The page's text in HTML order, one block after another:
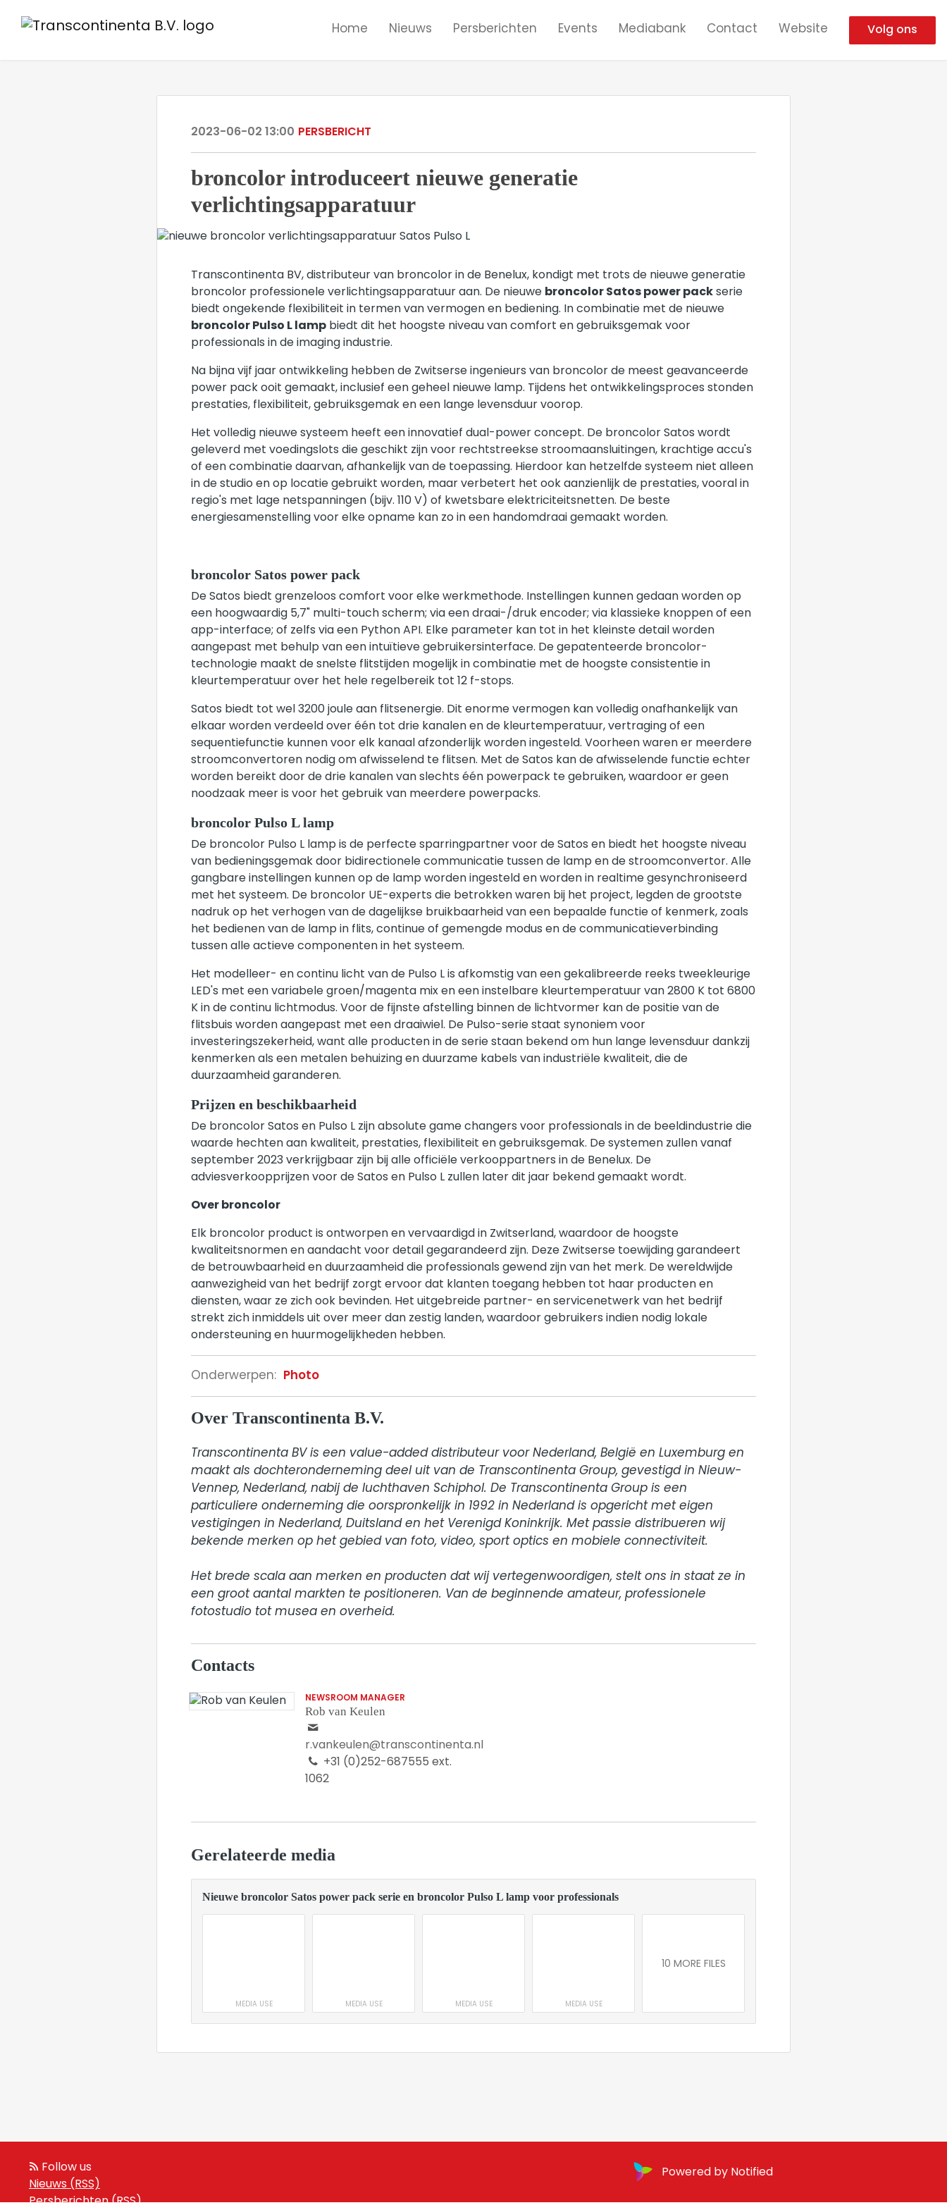
Home Nieuws Persberichten Events Mediabank Contact Website Volg ons
2023-06-02 13:00 PERSBERICHT
broncolor introduceert nieuwe generatie
verlichtingsapparatuur
Transcontinenta BV, distributeur van broncolor in de Benelux, kondigt met trots de nieuwe generatie
broncolor professionele verlichtingsapparatuur aan. De nieuwe broncolor Satos power pack serie
biedt ongekende flexibiliteit in termen van vermogen en bediening. In combinatie met de nieuwe
broncolor Pulso L lamp biedt dit het hoogste niveau van comfort en gebruiksgemak voor
professionals in de imaging industrie.
Na bijna vijf jaar ontwikkeling hebben de Zwitserse ingenieurs van broncolor de meest geavanceerde
power pack ooit gemaakt, inclusief een geheel nieuwe lamp. Tijdens het ontwikkelingsproces stonden
prestaties, flexibiliteit, gebruiksgemak en een lange levensduur voorop.
Het volledig nieuwe systeem heeft een innovatief dual-power concept. De broncolor Satos wordt
geleverd met voedingslots die geschikt zijn voor rechtstreekse stroomaansluitingen, krachtige accu's
of een combinatie daarvan, afhankelijk van de toepassing. Hierdoor kan hetzelfde systeem niet alleen
in de studio en op locatie gebruikt worden, maar verbetert het ook aanzienlijk de prestaties, vooral in
regio's met lage netspanningen (bijv. 110 V) of kwetsbare elektriciteitsnetten. De beste
energiesamenstelling voor elke opname kan zo in een handomdraai gemaakt worden.
broncolor Satos power pack
De Satos biedt grenzeloos comfort voor elke werkmethode. Instellingen kunnen gedaan worden op
een hoogwaardig 5,7" multi-touch scherm; via een draai-/druk encoder; via klassieke knoppen of een
app-interface; of zelfs via een Python API. Elke parameter kan tot in het kleinste detail worden
aangepast met behulp van een intuïtieve gebruikersinterface. De gepatenteerde broncolor-
technologie maakt de snelste flitstijden mogelijk in combinatie met de hoogste consistentie in
kleurtemperatuur over het hele regelbereik tot 12 f-stops.
Satos biedt tot wel 3200 joule aan flitsenergie. Dit enorme vermogen kan volledig onafhankelijk van
elkaar worden verdeeld over één tot drie kanalen en de kleurtemperatuur, vertraging of een
sequentiefunctie kunnen voor elk kanaal afzonderlijk worden ingesteld. Voorheen waren er meerdere
stroomconvertoren nodig om afwisselend te flitsen. Met de Satos kan de afwisselende functie echter
worden bereikt door de drie kanalen van slechts één powerpack te gebruiken, waardoor er geen
noodzaak meer is voor het gebruik van meerdere powerpacks.
broncolor Pulso L lamp
De broncolor Pulso L lamp is de perfecte sparringpartner voor de Satos en biedt het hoogste niveau
van bedieningsgemak door bidirectionele communicatie tussen de lamp en de stroomconvertor. Alle
gangbare instellingen kunnen op de lamp worden ingesteld en worden in realtime gesynchroniseerd
met het systeem. De broncolor UE-experts die betrokken waren bij het project, legden de grootste
nadruk op het verhogen van de dagelijkse bruikbaarheid van een bepaalde functie of kenmerk, zoals
het bedienen van de lamp in flits, continue of gemengde modus en de communicatieverbinding
tussen alle actieve componenten in het systeem.
Het modelleer- en continu licht van de Pulso L is afkomstig van een gekalibreerde reeks tweekleurige
LED's met een variabele groen/magenta mix en een instelbare kleurtemperatuur van 2800 K tot 6800
K in de continu lichtmodus. Voor de fijnste afstelling binnen de lichtvormer kan de positie van de
flitsbuis worden aangepast met een draaiwiel. De Pulso-serie staat synoniem voor
investeringszekerheid, want alle producten in de serie staan bekend om hun lange levensduur dankzij
kenmerken als een metalen behuizing en duurzame kabels van industriële kwaliteit, die de
duurzaamheid garanderen.
Prijzen en beschikbaarheid
De broncolor Satos en Pulso L zijn absolute game changers voor professionals in de beeldindustrie die
waarde hechten aan kwaliteit, prestaties, flexibiliteit en gebruiksgemak. De systemen zullen vanaf
september 2023 verkrijgbaar zijn bij alle officiële verkooppartners in de Benelux. De
adviesverkoopprijzen voor de Satos en Pulso L zullen later dit jaar bekend gemaakt wordt.
Over broncolor
Elk broncolor product is ontworpen en vervaardigd in Zwitserland, waardoor de hoogste
kwaliteitsnormen en aandacht voor detail gegarandeerd zijn. Deze Zwitserse toewijding garandeert
de betrouwbaarheid en duurzaamheid die professionals gewend zijn van het merk. De wereldwijde
aanwezigheid van het bedrijf zorgt ervoor dat klanten toegang hebben tot haar producten en
diensten, waar ze zich ook bevinden. Het uitgebreide partner- en servicenetwerk van het bedrijf
strekt zich inmiddels uit over meer dan zestig landen, waardoor gebruikers indien nodig lokale
ondersteuning en huurmogelijkheden hebben.
Onderwerpen: Photo
Over Transcontinenta B.V.
Transcontinenta BV is een value-added distributeur voor Nederland, België en Luxemburg en
maakt als dochteronderneming deel uit van de Transcontinenta Group, gevestigd in Nieuw-
Vennep, Nederland, nabij de luchthaven Schiphol. De Transcontinenta Group is een
particuliere onderneming die oorspronkelijk in 1992 in Nederland is opgericht met eigen
vestigingen in Nederland, Duitsland en het Verenigd Koninkrijk. Met passie distribueren wij
bekende merken op het gebied van foto, video, sport optics en mobiele connectiviteit.
Het brede scala aan merken en producten dat wij vertegenwoordigen, stelt ons in staat ze in
een groot aantal markten te positioneren. Van de beginnende amateur, professionele
fotostudio tot musea en overheid.
Contacts
NEWSROOM MANAGER
Rob van Keulen
r.vankeulen@transcontinenta.nl
+31 (0)252-687555 ext.
1062
Gerelateerde media
Nieuwe broncolor Satos power pack serie en broncolor Pulso L lamp voor professionals
MEDIA USE MEDIA USE MEDIA USE MEDIA USE
10 MORE FILES
Follow us
Nieuws (RSS)
Persberichten (RSS)
Powered by Notified